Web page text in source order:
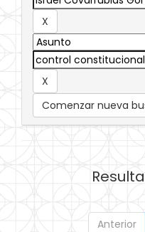
Comenzar nueva
Anterior